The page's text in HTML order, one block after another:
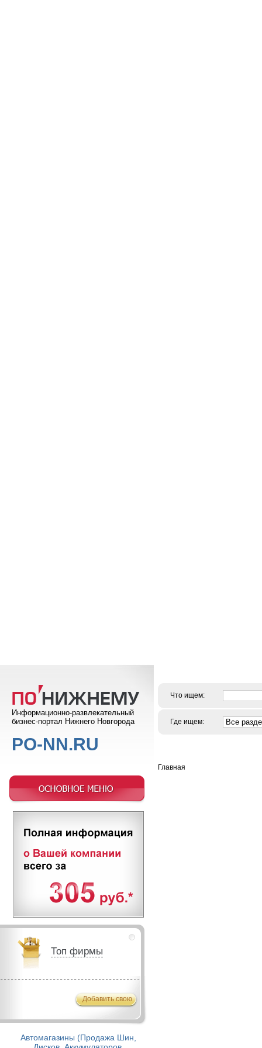
Что ищем:
Где ищем:
Главная
Информационно-развлекательный
бизнес-портал Нижнего Новгорода
PO-NN.RU
Топ фирмы
Добавить свою
Автомагазины (Продажа Шин,